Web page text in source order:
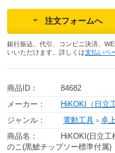
注文フォームへ
銀行振込、代引、コンビニ決済、
いいただけます。詳しくは支払いペ
商品ID：
84682
メーカー：
HiKOKI（日立
ジャンル：
電動工具 › 卓
商品名：
HiKOKI(日立
のこ(黒鯱チップソー標準付属)